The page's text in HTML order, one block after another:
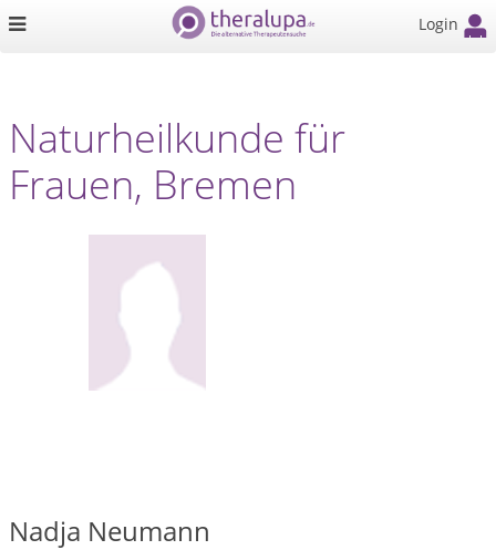
Login
Naturheilkunde für
Frauen, Bremen
Nadja Neumann